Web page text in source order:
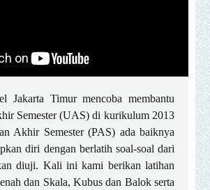
Jakarta Timur mencoba membantu
Semester (UAS) di kurikulum 2013
Akhir Semester (PAS) ada baiknya
diri dengan berlatih soal-soal dari
diuji. Kali ini kami berikan latihan
dan Skala, Kubus dan Balok serta